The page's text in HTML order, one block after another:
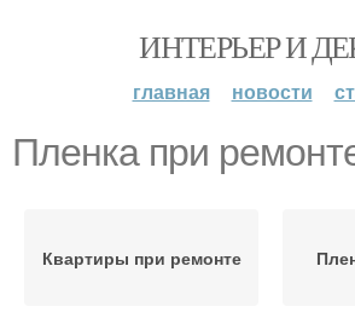
ИНТЕРЬЕР И
главная новости
Пленка при
Квартиры при ремонте